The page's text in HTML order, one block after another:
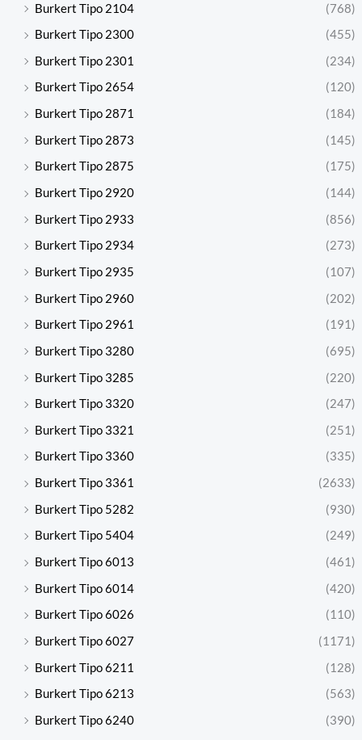
Burkert Tipo 2104
(768)
Burkert Tipo 2300
(455)
Burkert Tipo 2301
(234)
Burkert Tipo 2654
(120)
Burkert Tipo 2871
(184)
Burkert Tipo 2873
(145)
Burkert Tipo 2875
(175)
Burkert Tipo 2920
(144)
Burkert Tipo 2933
(856)
Burkert Tipo 2934
(273)
Burkert Tipo 2935
(107)
Burkert Tipo 2960
(202)
Burkert Tipo 2961
(191)
Burkert Tipo 3280
(695)
Burkert Tipo 3285
(220)
Burkert Tipo 3320
(247)
Burkert Tipo 3321
(251)
Burkert Tipo 3360
(335)
Burkert Tipo 3361
(2633)
Burkert Tipo 5282
(930)
Burkert Tipo 5404
(249)
Burkert Tipo 6013
(461)
Burkert Tipo 6014
(420)
Burkert Tipo 6026
(110)
Burkert Tipo 6027
(1171)
Burkert Tipo 6211
(128)
Burkert Tipo 6213
(563)
Burkert Tipo 6240
(390)